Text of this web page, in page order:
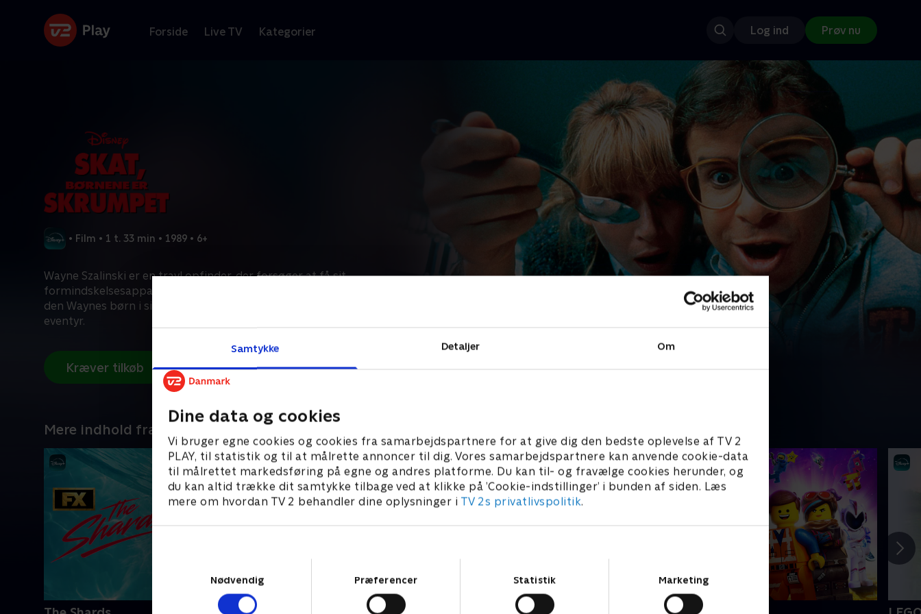
Samtykke Detaljer Om
Dine data og cookies
Vi bruger egne cookies og cookies fra samarbejdspartnere for at give dig den bedste oplevelse af TV 2
PLAY, til statistik og til at målrette annoncer til dig. Vores samarbejdspartnere kan anvende cookie-data
til målrettet markedsføring på egne og andres platforme. Du kan til- og fravælge cookies herunder, og
du kan altid trække dit samtykke tilbage ved at klikke på ’Cookie-indstillinger’ i bunden af siden. Læs
mere om hvordan TV 2 behandler dine oplysninger i TV 2s privatlivspolitik.
Nødvendig
Præferencer Statistik Marketing
Forside Live TV Kategorier Log ind Prøv nu
• Film • 1 t. 33 min • 1989 • 6+
Wayne Szalinski er en travl opfinder, der forsøger at få sit
formindskelsesapparat til at virke. Da det pludselig lykkes, har
den Waynes børn i sigte! Det er starten på et vildt miniature-
eventyr.
Kræver tilkøb
Mere indhold fra Disney+